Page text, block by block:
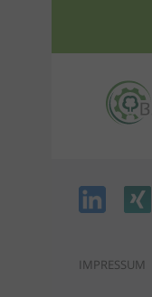
IMPRESSUM